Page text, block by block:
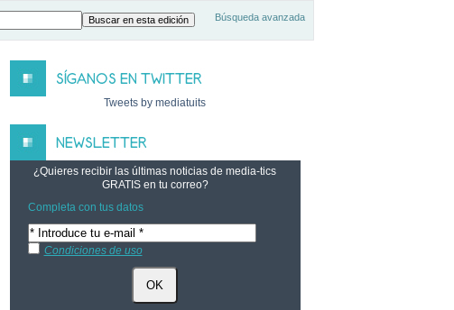
Búsqueda avanzada
Tweets by mediatuits
¿Quieres recibir las últimas noticias de media-tics
GRATISen tu correo?
Completa con tus datos
Condiciones de uso